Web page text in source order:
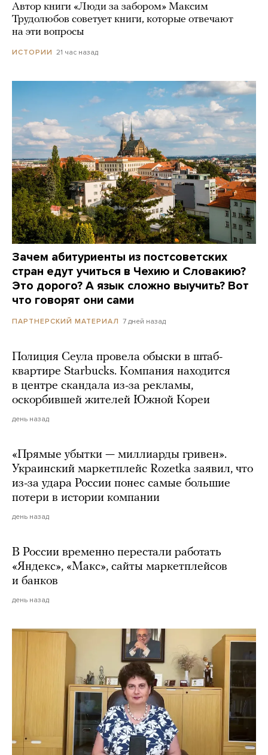
Автор книги «Люди за забором» Максим
Трудолюбов советует книги, которые отвечают
на эти вопросы
ИСТОРИИ 21 час назад
Зачем абитуриенты из постсоветских
стран едут учиться в Чехию и Словакию?
Это дорого? А язык сложно выучить? Вот
что говорят они сами
ПАРТНЕРСКИЙ МАТЕРИАЛ 7 дней назад
Полиция Сеула провела обыски в штаб-
квартире Starbucks. Компания находится
в центре скандала из-за рекламы,
оскорбившей жителей Южной Кореи
день назад
«Прямые убытки — миллиарды гривен».
Украинский маркетплейс Rozetka заявил, что
из-за удара России понес самые большие
потери в истории компании
день назад
В России временно перестали работать
«Яндекс», «Макс», сайты маркетплейсов
и банков
день назад